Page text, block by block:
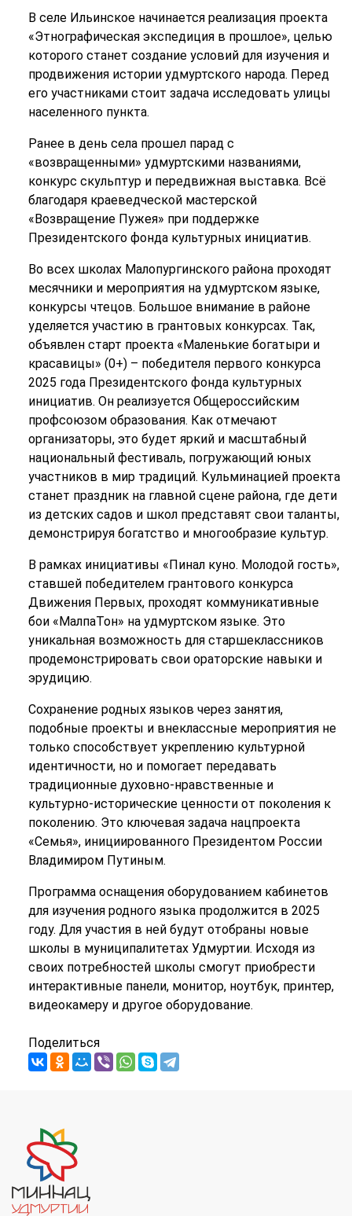
В селе Ильинское начинается реализация проекта
«Этнографическая экспедиция в прошлое», целью
которого станет создание условий для изучения и
продвижения истории удмуртского народа. Перед
его участниками стоит задача исследовать улицы
населенного пункта.
Ранее в день села прошел парад с
«возвращенными» удмуртскими названиями,
конкурс скульптур и передвижная выставка. Всё
благодаря краеведческой мастерской
«Возвращение Пужея» при поддержке
Президентского фонда культурных инициатив.
Во всех школах Малопургинского района проходят
месячники и мероприятия на удмуртском языке,
конкурсы чтецов. Большое внимание в районе
уделяется участию в грантовых конкурсах. Так,
объявлен старт проекта «Маленькие богатыри и
красавицы» (0+) – победителя первого конкурса
2025 года Президентского фонда культурных
инициатив. Он реализуется Общероссийским
профсоюзом образования. Как отмечают
организаторы, это будет яркий и масштабный
национальный фестиваль, погружающий юных
участников в мир традиций. Кульминацией проекта
станет праздник на главной сцене района, где дети
из детских садов и школ представят свои таланты,
демонстрируя богатство и многообразие культур.
В рамках инициативы «Пинал куно. Молодой гость»,
ставшей победителем грантового конкурса
Движения Первых, проходят коммуникативные
бои «МалпаТон» на удмуртском языке. Это
уникальная возможность для старшеклассников
продемонстрировать свои ораторские навыки и
эрудицию.
Сохранение родных языков через занятия,
подобные проекты и внеклассные мероприятия не
только способствует укреплению культурной
идентичности, но и помогает передавать
традиционные духовно-нравственные и
культурно-исторические ценности от поколения к
поколению. Это ключевая задача нацпроекта
«Семья», инициированного Президентом России
Владимиром Путиным.
Программа оснащения оборудованием кабинетов
для изучения родного языка продолжится в 2025
году. Для участия в ней будут отобраны новые
школы в муниципалитетах Удмуртии. Исходя из
своих потребностей школы смогут приобрести
интерактивные панели, монитор, ноутбук, принтер,
видеокамеру и другое оборудование.
Поделиться